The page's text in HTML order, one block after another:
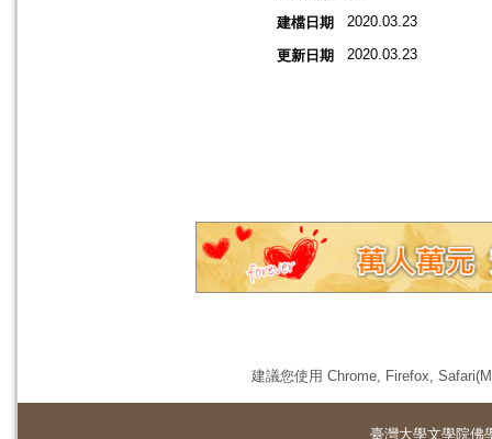
建檔日期 2020.03.23
更新日期 2020.03.23
建議您使用 Chrome, Firefox,
臺灣大學文學院佛